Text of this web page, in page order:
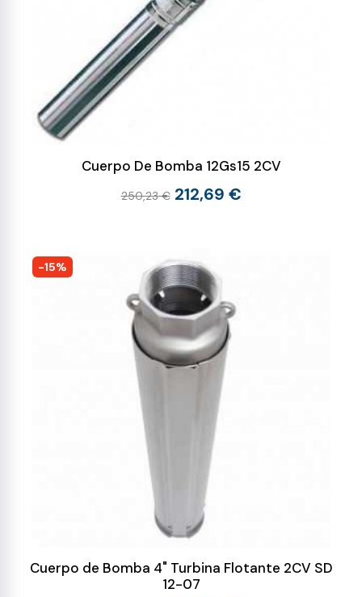
Cuerpo De Bomba 12Gs15 2CV
250,23 € 212,69 €
-15%
Cuerpo de Bomba 4" Turbina Flotante 2CV SD
12-07